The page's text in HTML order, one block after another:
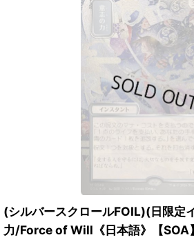
(シルバースクロールFOIL)(日限定
力/Force of Will《日本語》【SOA】